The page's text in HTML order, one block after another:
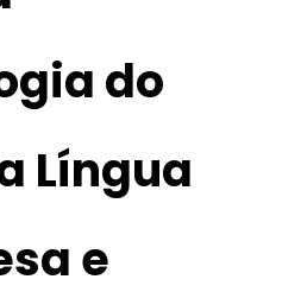
do
Língua
e